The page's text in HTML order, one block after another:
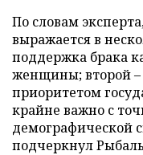
По словам
выражается в
поддержка брака
женщины; второй
приоритетом
крайне важно с
демографической
подчеркнул